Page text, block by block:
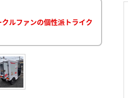
ルファンの個性派トライク